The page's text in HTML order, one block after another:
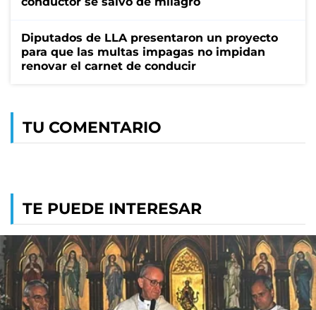
Diputados de LLA presentaron un proyecto
para que las multas impagas no impidan
renovar el carnet de conducir
TU COMENTARIO
TE PUEDE INTERESAR